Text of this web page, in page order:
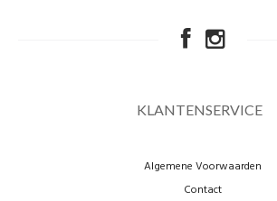
KLANTENSERVICE
Algemene Voorwaarden
Contact